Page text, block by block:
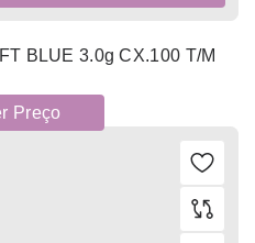
BLUE 3.0g CX.100 T/M
Preço